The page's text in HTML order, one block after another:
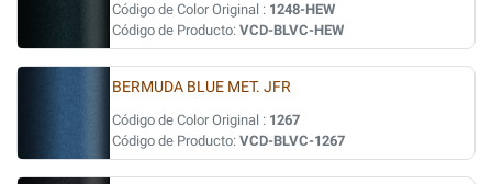
Código de Color Original : 1248-HEW
Código de Producto: VCD-BLVC-HEW
BERMUDA BLUE MET. JFR
Código de Color Original : 1267
Código de Producto: VCD-BLVC-1267